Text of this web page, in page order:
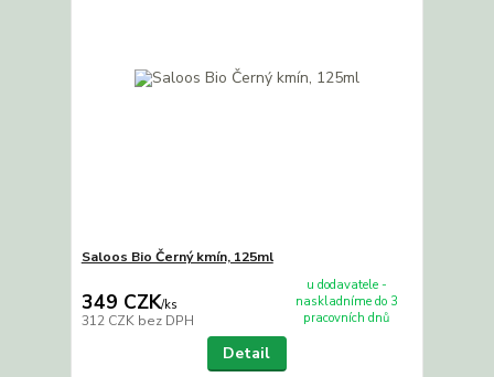
Saloos Bio Černý kmín, 125ml
349 CZK/ks
312 CZK bez DPH
u dodavatele -
naskladníme do 3
pracovních dnů
Detail